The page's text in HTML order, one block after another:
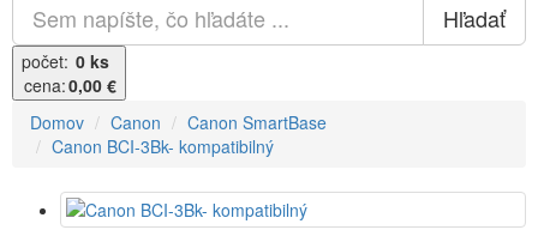
Hľadať
počet: 0 ks
cena:0,00 €
Domov
Canon
Canon SmartBase
Canon BCI-3Bk- kompatibilný